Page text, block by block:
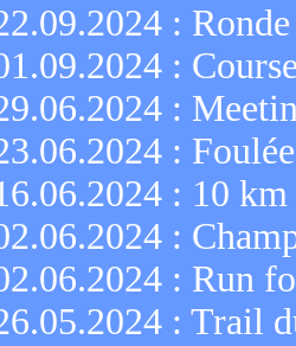
:
:
:
:
: 10
:
: Run
: Trail